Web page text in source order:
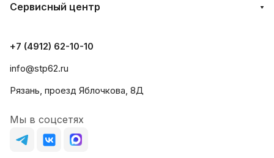
Сервисный центр
+7 (4912) 62-10-10
info@stp62.ru
Рязань, проезд Яблочкова, 8Д
Мы в соцсетях